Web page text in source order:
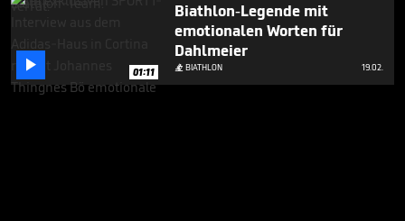
 01:11
Biathlon-Legende mit
emotionalen Worten für
Dahlmeier
 BIATHLON 19.02.